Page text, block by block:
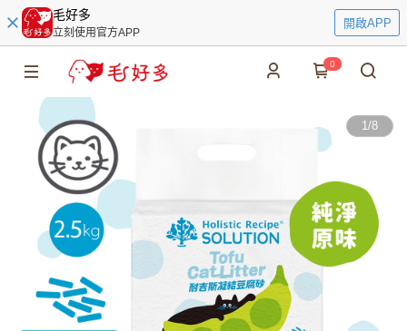
毛好多
立刻使用官方APP
開啟APP
0
1/8